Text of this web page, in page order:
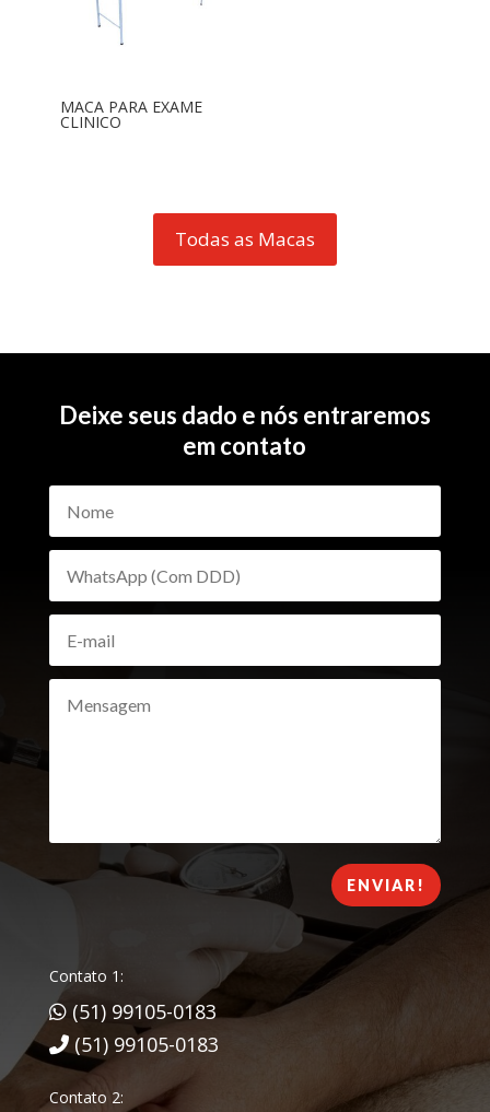
MACA PARA EXAME
CLINICO
Todas as Macas
Deixe seus dado e nós entraremos
em contato
ENVIAR!
Contato 1:
(51) 99105-0183
(51) 99105-0183
Contato 2: